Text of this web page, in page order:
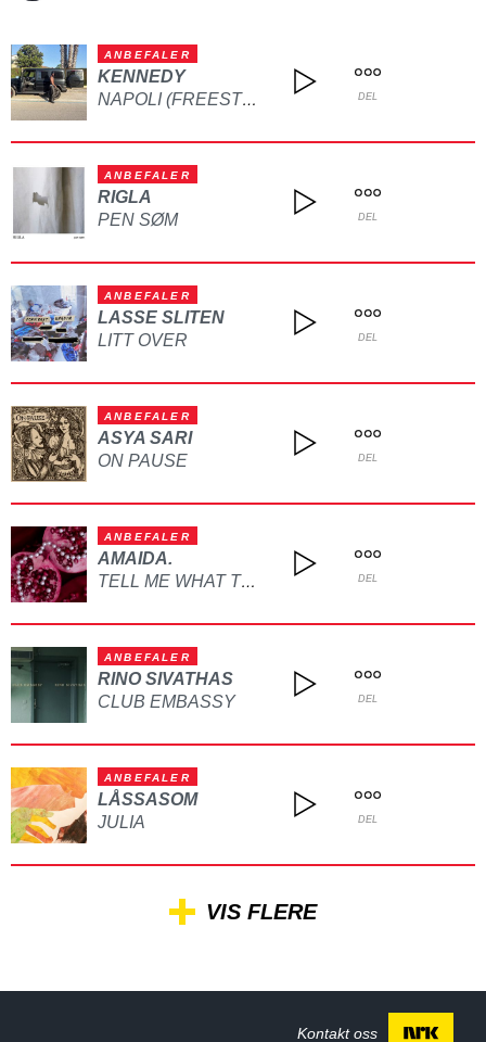
ANBEFALER
KENNEDY
NAPOLI (FREESTYLE) DEL
ANBEFALER
RIGLA
PEN SØM
DEL
ANBEFALER
LASSE SLITEN
LITT OVER
DEL
ANBEFALER
ASYA SARI
ON PAUSE
DEL
ANBEFALER
AMAIDA.
TELL ME WHAT TO DO DEL
ANBEFALER
RINO SIVATHAS
CLUB EMBASSY
DEL
ANBEFALER
LÅSSASOM
JULIA
DEL
VIS FLERE
Kontakt oss